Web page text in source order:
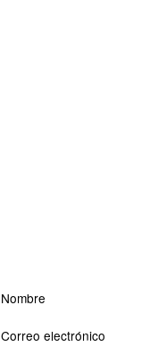
Nombre
Correo electrónico